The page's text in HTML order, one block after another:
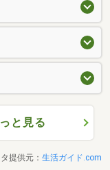
と見る
提供元： 生活ガイド.com